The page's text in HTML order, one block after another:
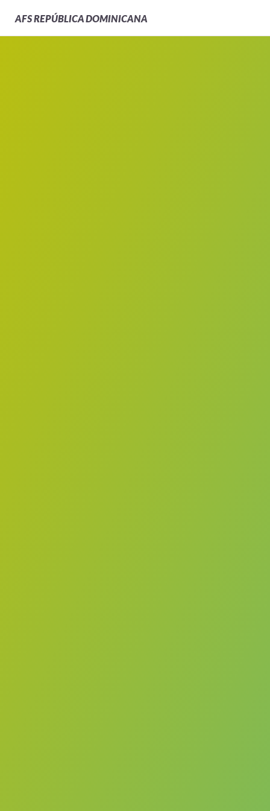
AFSREPÚBLICA DOMINICANA